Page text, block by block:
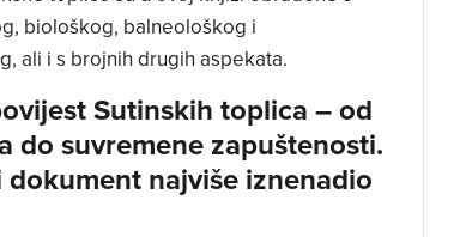
biološkog, balneološkog i
ali i s brojnih drugih aspekata.
Sutinskih toplica – od
do suvremene zapuštenosti.
najviše iznenadio